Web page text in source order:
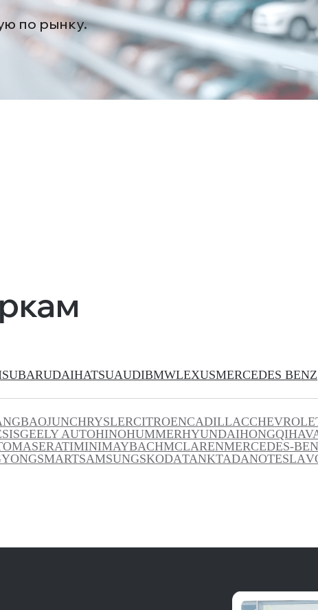
по рынку.
SUBARUDAIHATSUAUDIBMWLEXUSMERCEDES BENZ
BAOJUNCHRYSLERCITROENCADILLAC
GEELY AUTOHINOHUMMERHYUNDAIHONGQI
MASERATIMINIMAYBACHMCLARENMERCEDES-
SMARTSAMSUNGSKODATANKTADANOTESLA